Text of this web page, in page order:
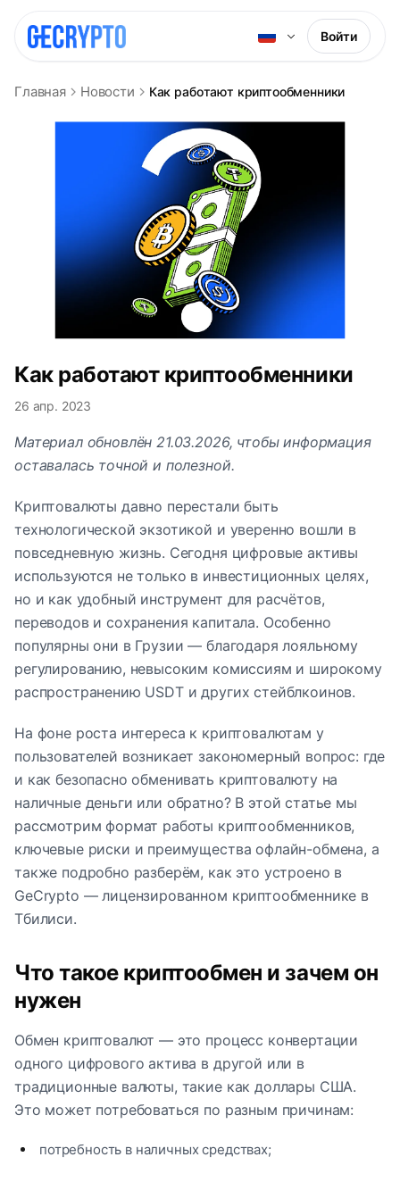
Войти
Главная Новости Как работают криптообменники
Как работают криптообменники
26 апр. 2023
Материал обновлён 21.03.2026, чтобы информация
оставалась точной и полезной.
Криптовалюты давно перестали быть
технологической экзотикой и уверенно вошли в
повседневную жизнь. Сегодня цифровые активы
используются не только в инвестиционных целях,
но и как удобный инструмент для расчётов,
переводов и сохранения капитала. Особенно
популярны они в Грузии — благодаря лояльному
регулированию, невысоким комиссиям и широкому
распространению USDT и других стейблкоинов.
На фоне роста интереса к криптовалютам у
пользователей возникает закономерный вопрос: где
и как безопасно обменивать криптовалюту на
наличные деньги или обратно? В этой статье мы
рассмотрим формат работы криптообменников,
ключевые риски и преимущества офлайн-обмена, а
также подробно разберём, как это устроено в
GeCrypto — лицензированном криптообменнике в
Тбилиси.
Что такое криптообмен и зачем он
нужен
Обмен криптовалют — это процесс конвертации
одного цифрового актива в другой или в
традиционные валюты, такие как доллары США.
Это может потребоваться по разным причинам:
потребность в наличных средствах;